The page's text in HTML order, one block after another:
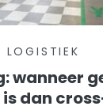
LOGISTIEK
wanneer
dan